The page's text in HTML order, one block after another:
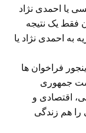
یا احمدی نژاد
فقط یک نتیجه
به احمدی نژاد یا
فراخوان ها
جمهوری
اقتصادی و
را هم زندگی